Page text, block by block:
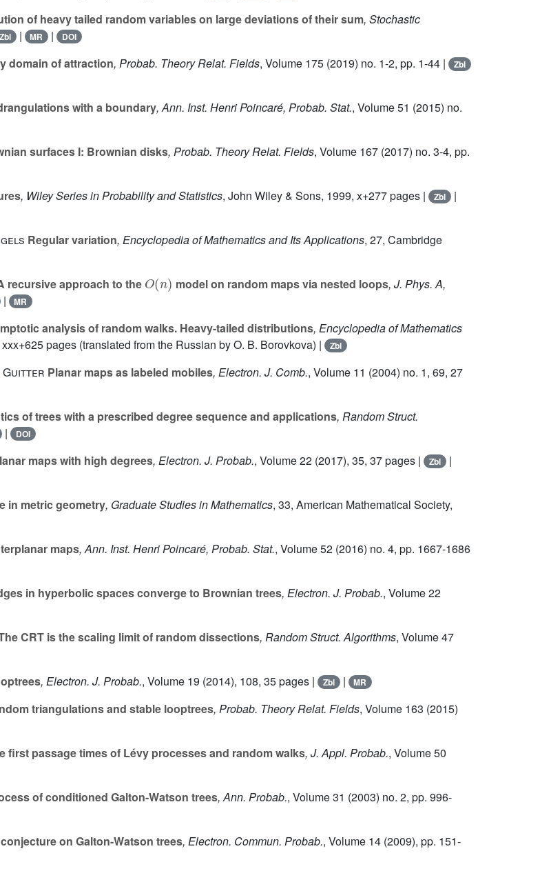
of heavy tailed random variables on large deviations of their sum, Stochastic
Zbl | MR | DOI
domain of attraction, Probab. Theory Relat. Fields, Volume 175 (2019) no. 1-2, pp. 1-44 | Zbl
with a boundary, Ann. Inst. Henri Poincaré, Probab. Stat., Volume 51 (2015) no.
surfaces I: Brownian disks, Probab. Theory Relat. Fields, Volume 167 (2017) no. 3-4, pp.
, Wiley Series in Probability and Statistics, John Wiley & Sons, 1999, x+277 pages | Zbl |
Regular variation, Encyclopedia of Mathematics and Its Applications, 27, Cambridge
recursive approach to the
( )
model on random maps via nested loops, J. Phys. A,
| MR
analysis of random walks. Heavy-tailed distributions, Encyclopedia of Mathematics
pages (translated from the Russian by O. B. Borovkova) | Zbl
Guitter Planar maps as labeled mobiles, Electron. J. Comb., Volume 11 (2004) no. 1, 69, 27
of trees with a prescribed degree sequence and applications, Random Struct.
| DOI
maps with high degrees, Electron. J. Probab., Volume 22 (2017), 35, 37 pages | Zbl |
in metric geometry, Graduate Studies in Mathematics, 33, American Mathematical Society,
maps, Ann. Inst. Henri Poincaré, Probab. Stat., Volume 52 (2016) no. 4, pp. 1667-1686
in hyperbolic spaces converge to Brownian trees, Electron. J. Probab., Volume 22
CRT is the scaling limit of random dissections, Random Struct. Algorithms, Volume 47
, Electron. J. Probab., Volume 19 (2014), 108, 35 pages | Zbl | MR
triangulations and stable looptrees, Probab. Theory Relat. Fields, Volume 163 (2015)
first passage times of Lévy processes and random walks, J. Appl. Probab., Volume 50
of conditioned Galton-Watson trees, Ann. Probab., Volume 31 (2003) no. 2, pp. 996-
on Galton-Watson trees, Electron. Commun. Probab., Volume 14 (2009), pp. 151-